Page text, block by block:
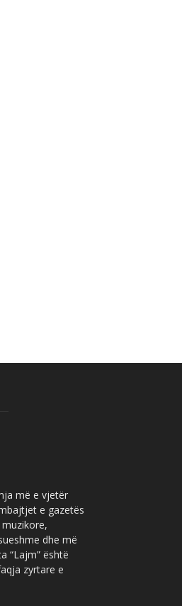
më e vjetër
e gazetës
dhe më
“Lajm” është
zyrtare e